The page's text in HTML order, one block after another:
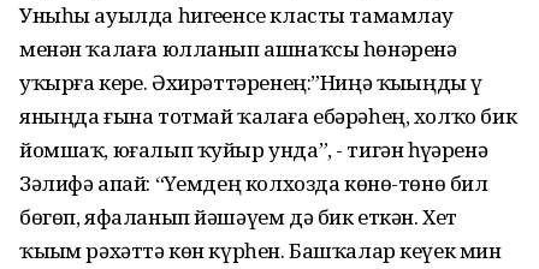
Уныһы ауылда һигеҙенсе класты тамамлау
менән ҡалаға юлланып ашнаҡсы һөнәренә
уҡырға керҙе. Әхирәттәренең:”Ниңә ҡыҙыңды үҙ
яныңда ғына тотмай ҡалаға ебәрәһең, холҡо бик
йомшаҡ, юғалып ҡуйыр унда”, - тигән һүҙҙәренә
Зәлифә апай: “Үҙемдең колхозда көнө-төнө бил
бөгөп, яфаланып йәшәүем дә бик еткән. Хет
ҡыҙым рәхәттә көн күрһен. Башҡалар кеүек мин